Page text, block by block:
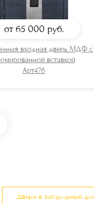
от 65 000 руб.
входная дверь МДФ с
вставкой
Арт476
Двери в загородный